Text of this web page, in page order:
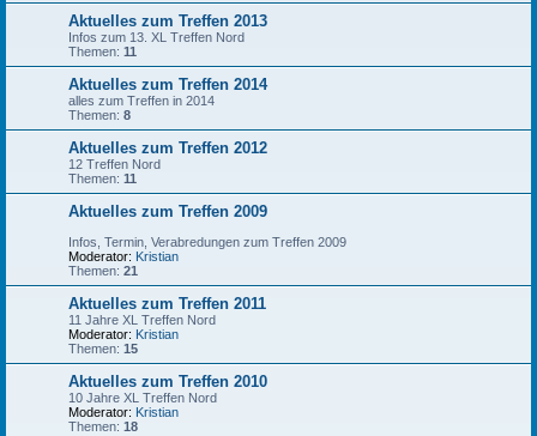
Aktuelles zum Treffen 2013
Infos zum 13. XL Treffen Nord
Themen: 11
Aktuelles zum Treffen 2014
alles zum Treffen in 2014
Themen: 8
Aktuelles zum Treffen 2012
12 Treffen Nord
Themen: 11
Aktuelles zum Treffen 2009
Infos, Termin, Verabredungen zum Treffen 2009
Moderator: Kristian
Themen: 21
Aktuelles zum Treffen 2011
11 Jahre XL Treffen Nord
Moderator: Kristian
Themen: 15
Aktuelles zum Treffen 2010
10 Jahre XL Treffen Nord
Moderator: Kristian
Themen: 18